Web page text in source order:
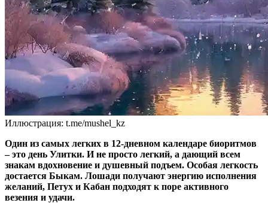
Иллюстрация: t.me/mushel_kz
Один из самых легких в 12-дневном календаре биоритмов
– это день Улитки. И не просто легкий, а дающий всем
знакам вдохновение и душевный подъем. Особая легкость
достается Быкам. Лошади получают энергию исполнения
желаний, Петух и Кабан подходят к поре активного
везения и удачи.